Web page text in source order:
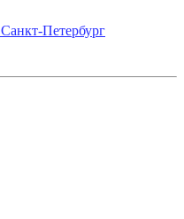
Санкт-Петербург